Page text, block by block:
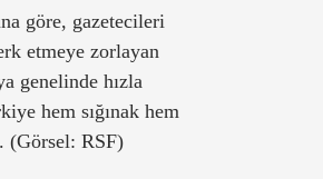
göre, gazetecileri
etmeye zorlayan
genelinde hızla
hem sığınak hem
(Görsel: RSF)